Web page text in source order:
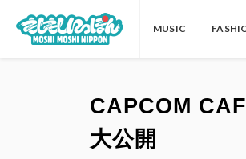
MUSIC
CAPCOM
大公開